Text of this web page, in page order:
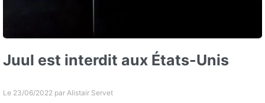
Juul est interdit aux États-Unis
Le 23/06/2022 par Alistair Servet